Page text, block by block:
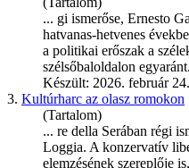
... gi ismerőse, Ernesto
hatvanas-hetvenes
a politikai erőszak a
szélsőbaloldalon
Készült: 2026. február 24.
3. Kultúrharc az olasz romokon
(Tartalom)
... re della Serában régi
Loggia. A konzervatív
elemzésének szereplője